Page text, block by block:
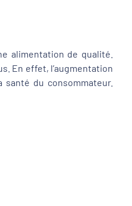
alimentation de qualité.
En effet, l’augmentation
du consommateur.